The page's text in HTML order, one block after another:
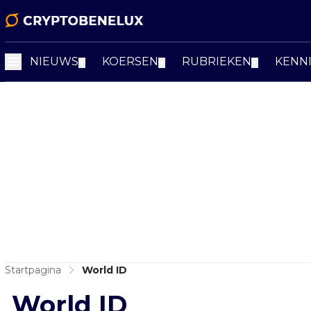
NIEUWS KOERSEN RUBRIEKEN
Startpagina World ID
World ID